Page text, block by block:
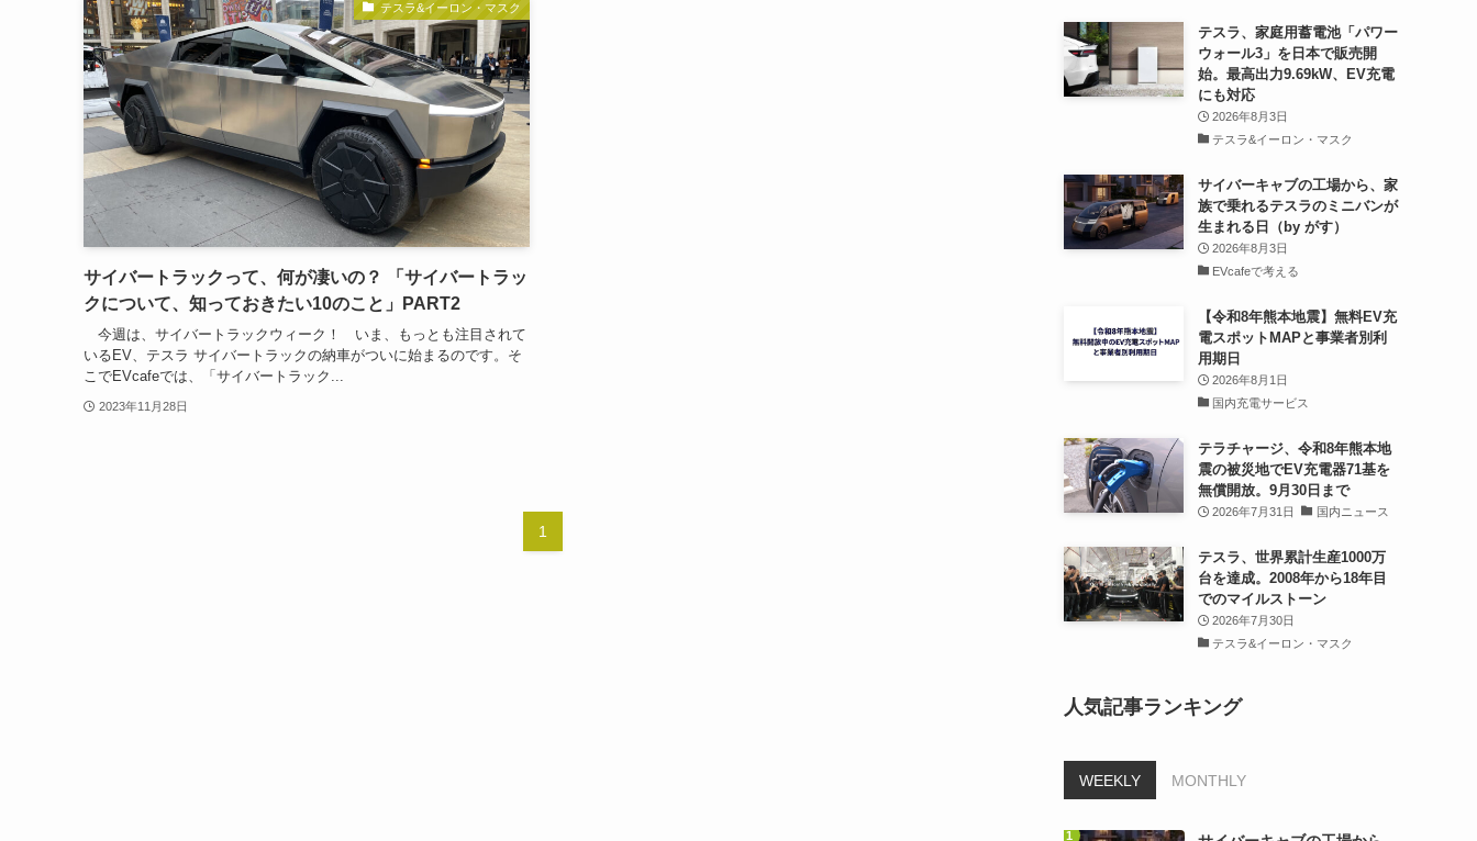
テスラ&イーロン・マスク
サイバートラックって、何が凄いの？ 「サイバートラッ
クについて、知っておきたい10のこと」PART2
今週は、サイバートラックウィーク！ いま、もっとも注目されて
いるEV、テスラ サイバートラックの納車がついに始まるのです。そ
こでEVcafeでは、「サイバートラック...
2023年11月28日
1
テスラ、家庭用蓄電池「パワー
ウォール3」を日本で販売開
始。最高出力9.69kW、EV充電
にも対応
2026年8月3日
テスラ&イーロン・マスク
サイバーキャブの工場から、家
族で乗れるテスラのミニバンが
生まれる日（by がす）
2026年8月3日
EVcafeで考える
【令和8年熊本地震】無料EV充
電スポットMAPと事業者別利
用期日
2026年8月1日
国内充電サービス
テラチャージ、令和8年熊本地
震の被災地でEV充電器71基を
無償開放。9月30日まで
2026年7月31日 国内ニュース
テスラ、世界累計生産1000万
台を達成。2008年から18年目
でのマイルストーン
2026年7月30日
テスラ&イーロン・マスク
人気記事ランキング
WEEKLY MONTHLY